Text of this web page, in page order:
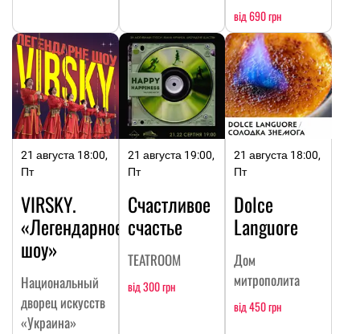
від 690 грн
21 августа 18:00,
Пт
VIRSKY.
«Легендарное
шоу»
Национальный
дворец искусств
«Украина»
21 августа 19:00,
Пт
Счастливое
счастье
TEATROOM
від 300 грн
21 августа 18:00,
Пт
Dolce
Languore
Дом
митрополита
від 450 грн